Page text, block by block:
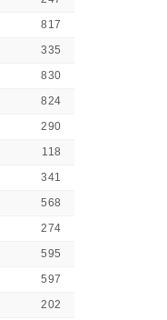
817
335
830
824
290
118
341
568
274
595
597
202